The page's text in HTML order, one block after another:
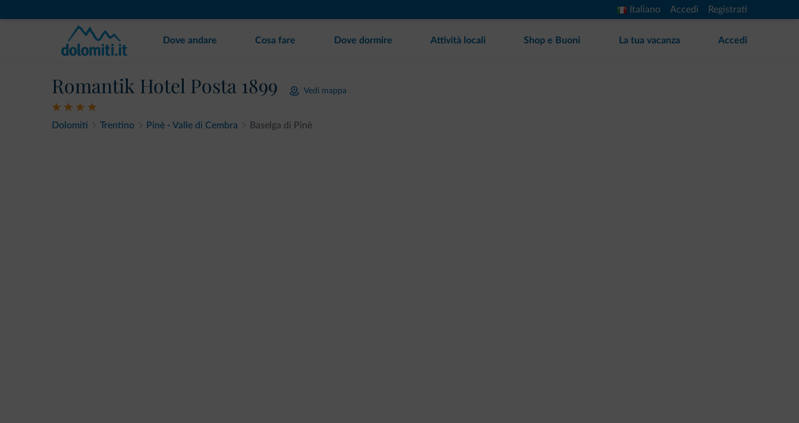
Italiano Accedi Registrati
Dove andare Cosa fare Dove dormire Attività locali Shop e Buoni La tua vacanza Accedi
Romantik Hotel Posta 1899 Vedi mappa
Dolomiti Trentino Pinè - Valle di Cembra Baselga di Pinè